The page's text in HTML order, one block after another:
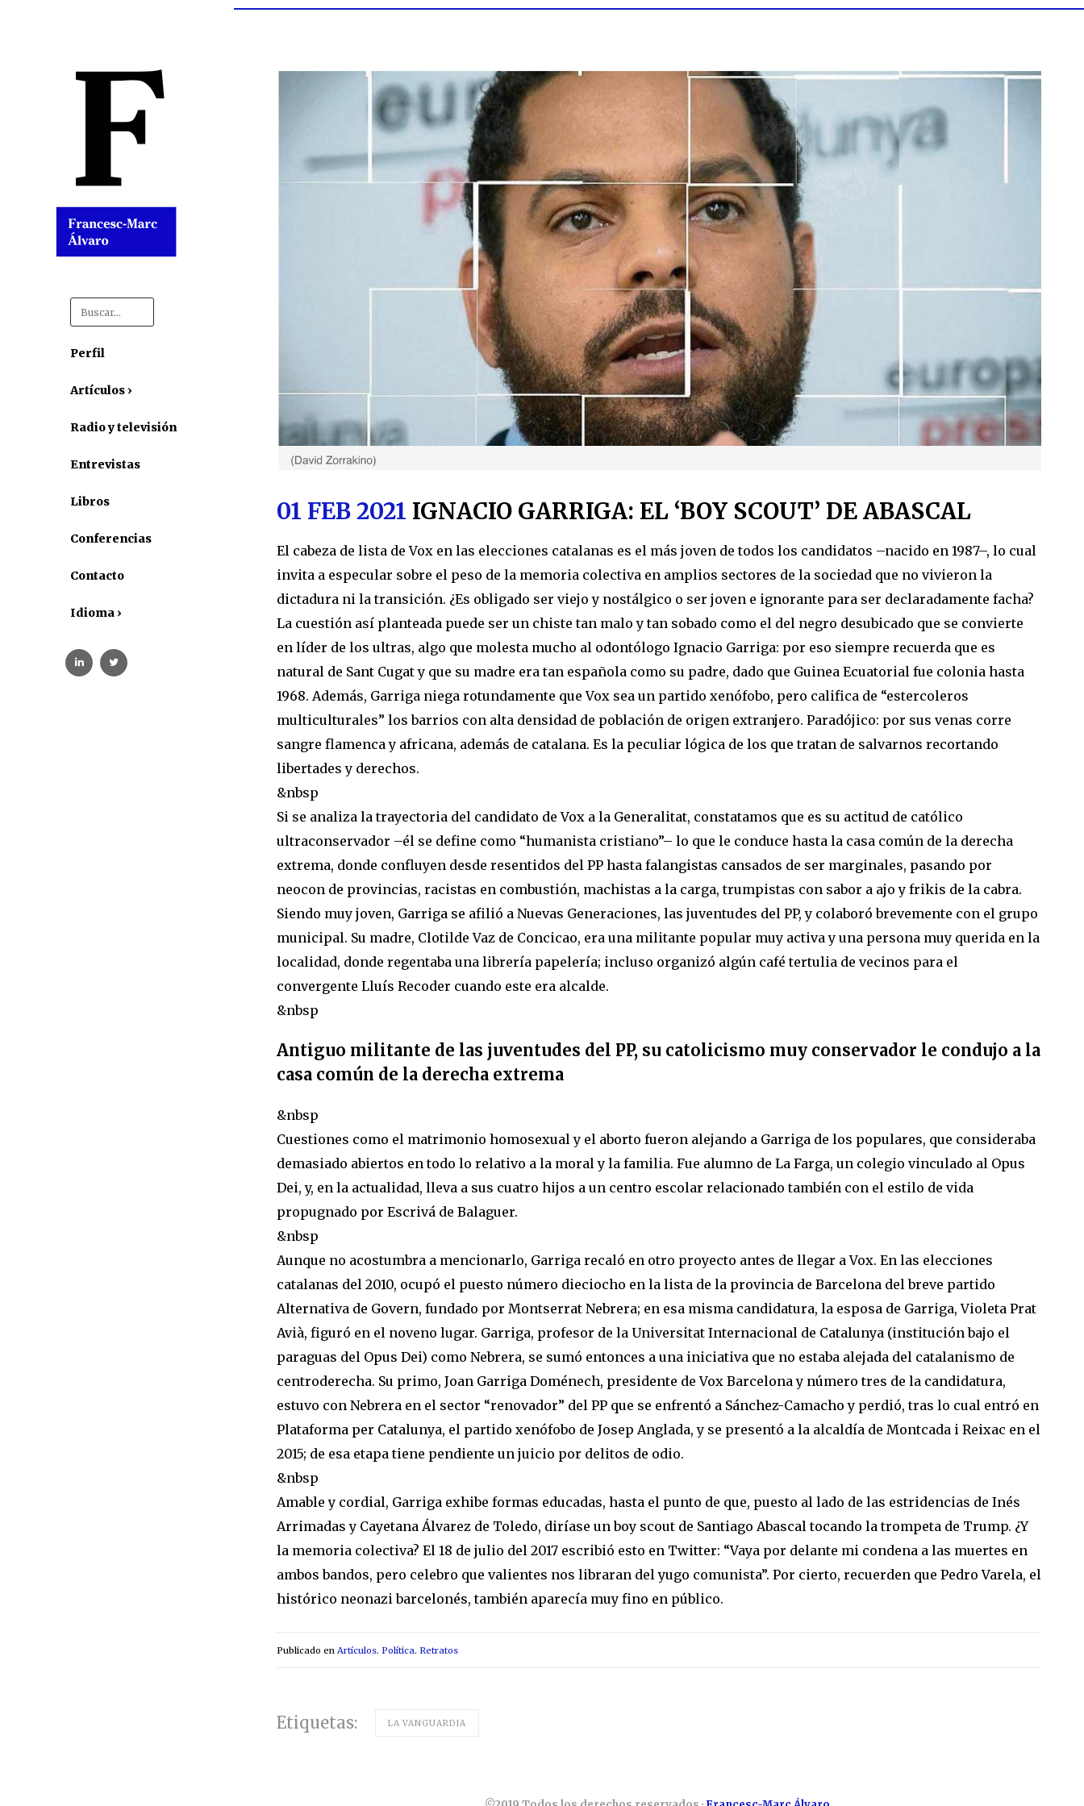
Search
for:
Perfil
Artículos ›
Radio y televisión
Entrevistas
Libros
Conferencias
Contacto
Idioma ›
01 FEB 2021 IGNACIO GARRIGA: EL ‘BOY SCOUT’ DE ABASCAL
El cabeza de lista de Vox en las elecciones catalanas es el más joven de todos los candidatos –nacido en 1987–, lo cual
invita a especular sobre el peso de la memoria colectiva en amplios sectores de la sociedad que no vivieron la
dictadura ni la transición. ¿Es obligado ser viejo y nostálgico o ser joven e ignorante para ser declaradamente facha?
La cuestión así planteada puede ser un chiste tan malo y tan sobado como el del negro desubicado que se convierte
en líder de los ultras, algo que molesta mucho al odontólogo Ignacio Garriga: por eso siempre recuerda que es
natural de Sant Cugat y que su madre era tan española como su padre, dado que Guinea Ecuatorial fue colonia hasta
1968. Además, Garriga niega rotundamente que Vox sea un partido xenófobo, pero califica de “estercoleros
multiculturales” los barrios con alta densidad de población de origen extranjero. Paradójico: por sus venas corre
sangre flamenca y africana, además de catalana. Es la peculiar lógica de los que tratan de salvarnos recortando
libertades y derechos.
&nbsp
Si se analiza la trayectoria del candidato de Vox a la Generalitat, constatamos que es su actitud de católico
ultraconservador –él se define como “humanista cristiano”– lo que le conduce hasta la casa común de la derecha
extrema, donde confluyen desde resentidos del PP hasta falangistas cansados de ser marginales, pasando por
neocon de provincias, racistas en combustión, machistas a la carga, trumpistas con sabor a ajo y frikis de la cabra.
Siendo muy joven, Garriga se afilió a Nuevas Generaciones, las juventudes del PP, y colaboró brevemente con el grupo
municipal. Su madre, Clotilde Vaz de Concicao, era una militante ­popular muy activa y una persona muy querida en la
localidad, ­donde regentaba una librería papelería; incluso organizó algún café tertulia de vecinos para el
convergente Lluís Recoder cuando este era alcalde.
&nbsp
Antiguo militante de las juventudes del PP, su catolicismo muy conservador le condujo a la
casa común de la derecha extrema
&nbsp
Cuestiones como el matrimonio homosexual y el aborto fueron alejando a Garriga de los populares, que consideraba
demasiado abiertos en todo lo relativo a la moral y la familia. Fue alumno de La Farga, un colegio vinculado al Opus
Dei, y, en la actualidad, lleva a sus cuatro hijos a un centro escolar relacionado también con el estilo de vida
propugnado por Escrivá de Balaguer.
&nbsp
Aunque no acostumbra a mencionarlo, Garriga recaló en otro proyecto antes de llegar a Vox. En las elecciones
catalanas del 2010, ocupó el puesto número dieciocho en la lista de la provincia de Barcelona del breve partido
Alternativa de Govern, fundado por Montserrat Nebrera; en esa misma candidatura, la esposa de Garriga, Violeta Prat
Avià, figuró en el noveno lugar. Garriga, profesor de la Universitat Internacional de Catalunya (institución bajo el
paraguas del Opus Dei) como Nebrera, se sumó entonces a una iniciativa que no estaba alejada del catalanismo de
centroderecha. Su primo, Joan Garriga Doménech, presidente de Vox Barcelona y número tres de la candidatura,
estuvo con Nebrera en el sector “renovador” del PP que se enfrentó a Sánchez-Camacho y perdió, tras lo cual entró en
Plataforma per Catalunya, el partido xenófobo de Josep Anglada, y se presentó a la alcaldía de Montcada i Reixac en el
2015; de esa etapa tiene pendiente un juicio por delitos de odio.
&nbsp
Amable y cordial, Garriga exhibe formas educadas, hasta el punto de que, puesto al lado de las estridencias de Inés
Arrimadas y Cayetana Álvarez de Toledo, diríase un boy scout de Santiago Abascal tocando la trompeta de Trump. ¿Y
la memoria colectiva? El 18 de julio del 2017 escribió esto en Twitter: “Vaya por delante mi condena a las muertes en
ambos bandos, pero celebro que valientes nos libraran del yugo comunista”. Por cierto, recuerden que Pedro Varela, el
histórico ­neonazi barcelonés, también aparecía muy fino en público.
Publicado en Artículos. Política. Retratos
Etiquetas: LA VANGUARDIA